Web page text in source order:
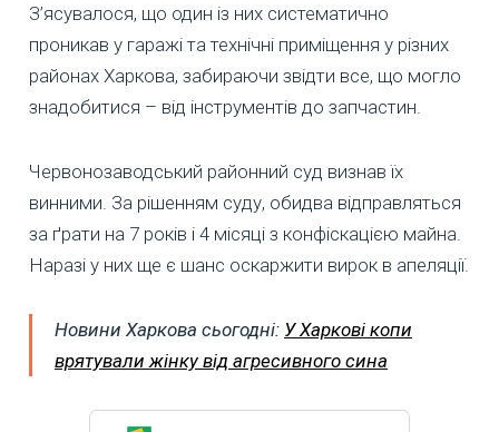
З’ясувалося, що один із них систематично
проникав у гаражі та технічні приміщення у різних
районах Харкова, забираючи звідти все, що могло
знадобитися – від інструментів до запчастин.
Червонозаводський районний суд визнав їх
винними. За рішенням суду, обидва відправляться
за ґрати на 7 років і 4 місяці з конфіскацією майна.
Наразі у них ще є шанс оскаржити вирок в апеляції.
Новини Харкова сьогодні: У Харкові копи
врятували жінку від агресивного сина